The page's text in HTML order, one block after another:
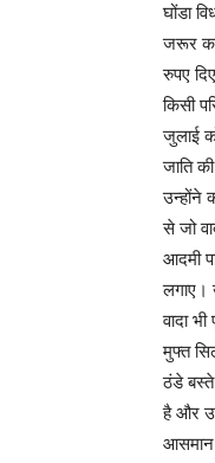
घोंडा
जरूर
रुपए
किसी
जुलाई
जाति
उन्होंने
से जो
आदमी
लगाए।
वादा
मुफ्त
ठंडे बस्ते
है और